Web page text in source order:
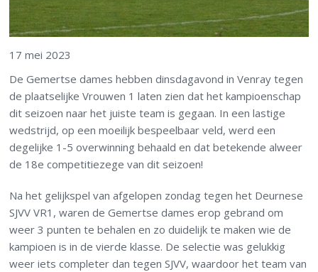
17 mei 2023
De Gemertse dames hebben dinsdagavond in Venray tegen
de plaatselijke Vrouwen 1 laten zien dat het kampioenschap
dit seizoen naar het juiste team is gegaan. In een lastige
wedstrijd, op een moeilijk bespeelbaar veld, werd een
degelijke 1-5 overwinning behaald en dat betekende alweer
de 18e competitiezege van dit seizoen!
Na het gelijkspel van afgelopen zondag tegen het Deurnese
SJVV VR1, waren de Gemertse dames erop gebrand om
weer 3 punten te behalen en zo duidelijk te maken wie de
kampioen is in de vierde klasse. De selectie was gelukkig
weer iets completer dan tegen SJVV, waardoor het team van